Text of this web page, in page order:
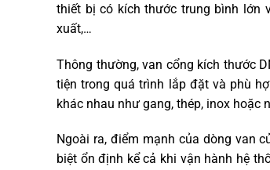
thiết bị có kích thước trung bình lớn
xuất,…
Thông thường, van cổng kích thước
tiện trong quá trình lắp đặt và phù
khác nhau như gang, thép, inox
Ngoài ra, điểm mạnh của dòng van
biệt ổn định kể cả khi vận hành hệ